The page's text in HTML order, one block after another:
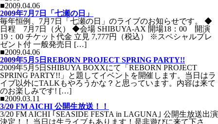
■2009.04.06
2009年7月7日「七瀬の日」
毎年恒例、7月7日「七瀬の日」のライブのお知らせです。 ◆
日程 7月7日（火） ◆会場 SHIBUYA-AX 開場18：00 開演
19：00 チケット代金 立見 7,777円（税込） ※スペシャルプレ
ゼント付 一般発売日 […]
■2009.04.06
2009年5月5日REBORN PROJECT SPRING PARTY!!
2009年5月5日SHIBUYA BOXXにて「REBORN PROJECT
SPRING PARTY!!」と題してイベントを開催します。当日はラ
イブ以外にTALKもやろうかな？と思っています。内容は来て
のお楽しみです! […]
■2009.03.11
3/20 FM AICHI 公開生放送！！
3/20 FM AICHI ｢SEASIDE FESTA in LAGUNA｣ 公開生放送出演
決定！！ 当日は生ライブもあります！是非遊びに来て下さ